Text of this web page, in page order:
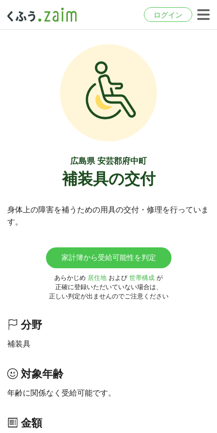
ログイン
広島県 安芸郡府中町
補装具の交付
身体上の障害を補うための用具の交付・修理を行っていま
す。
家計簿から受給可能性を判定
あらかじめ 居住地 および 世帯構成 が
正確に登録いただいていない場合は、
正しい判定が出ませんのでご注意ください
分野
補装具
対象年齢
年齢に関係なく受給可能です。
金額